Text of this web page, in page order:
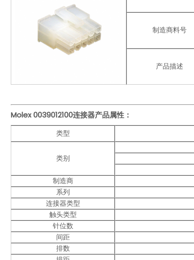
制造商料号
产品描述
Molex0039012100连接器产品属性：
类型
类别
制造商
系列
连接器类型
触头类型
针位数
间距
排数